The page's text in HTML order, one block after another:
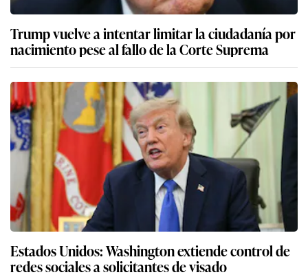
Trump vuelve a intentar limitar la ciudadanía por
nacimiento pese al fallo de la Corte Suprema
Estados Unidos: Washington extiende control de
redes sociales a solicitantes de visado